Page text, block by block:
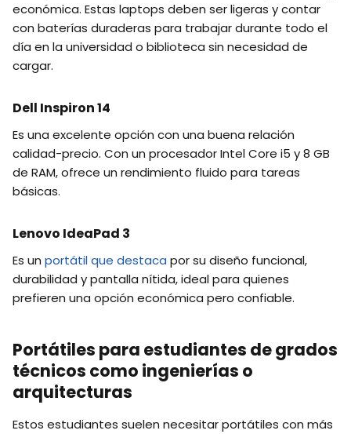
económica. Estas laptops deben ser ligeras y contar
con baterías duraderas para trabajar durante todo el
día en la universidad o biblioteca sin necesidad de
cargar.
Dell Inspiron 14
Es una excelente opción con una buena relación
calidad-precio. Con un procesador Intel Core i5 y 8 GB
de RAM, ofrece un rendimiento fluido para tareas
básicas.
Lenovo IdeaPad 3
Es un portátil que destaca por su diseño funcional,
durabilidad y pantalla nítida, ideal para quienes
prefieren una opción económica pero confiable.
Portátiles para estudiantes de grados
técnicos como ingenierías o
arquitecturas
Estos estudiantes suelen necesitar portátiles con más